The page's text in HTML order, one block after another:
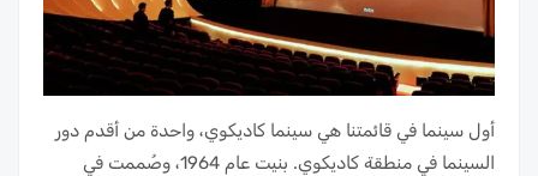
أول سينما في قائمتنا هي سينما كاديكوي، واحدة من أقدم دور
السينما في منطقة كاديكوي. بنيت عام 1964، وصُممت في